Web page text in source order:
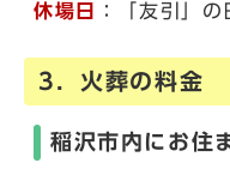
休場日
：「友引」
3．火葬の料金
稲沢市内にお住